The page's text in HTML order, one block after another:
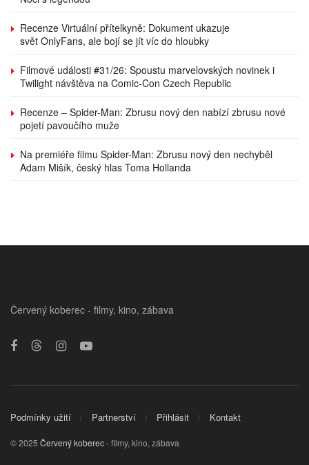
Recenze Virtuální přítelkyně: Dokument ukazuje
svět OnlyFans, ale bojí se jít víc do hloubky
Filmové události #31/26: Spoustu marvelovských novinek i
Twilight návštěva na Comic-Con Czech Republic
Recenze – Spider-Man: Zbrusu nový den nabízí zbrusu nové
pojetí pavoučího muže
Na premiéře filmu Spider-Man: Zbrusu nový den nechyběl
Adam Mišík, český hlas Toma Hollanda
Červený koberec - filmy, kino, zábava
Podmínky užití Partnerství Přihlásit Kontakt
© 2025 Červený koberec- filmy, kino, zábava